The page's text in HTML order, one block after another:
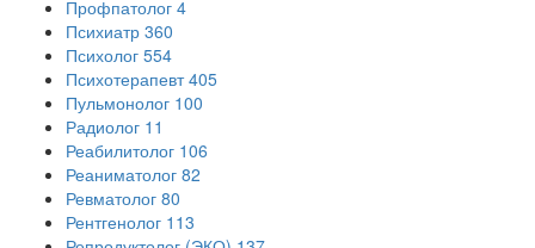
Профпатолог 4
Психиатр 360
Психолог 554
Психотерапевт 405
Пульмонолог 100
Радиолог 11
Реабилитолог 106
Реаниматолог 82
Ревматолог 80
Рентгенолог 113